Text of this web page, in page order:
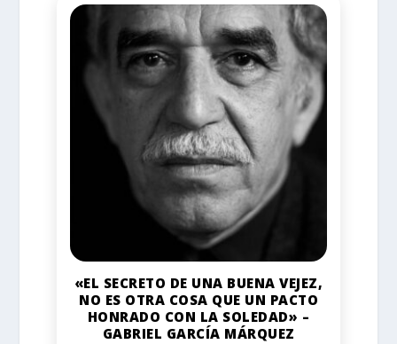
«EL SECRETO DE UNA BUENA VEJEZ,
NO ES OTRA COSA QUE UN PACTO
HONRADO CON LA SOLEDAD» –
GABRIEL GARCÍA MÁRQUEZ